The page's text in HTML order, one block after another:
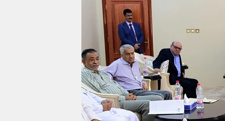
wahrheit
verlag
verlag
veranstaltungen
shop
fragen & hilfe